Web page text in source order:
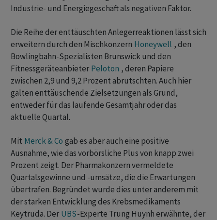
Industrie- und Energiegeschäft als negativen Faktor.
Die Reihe der enttäuschten Anlegerreaktionen lässt sich
erweitern durch den Mischkonzern Honeywell , den
Bowlingbahn-Spezialisten Brunswick und den
Fitnessgeräteanbieter Peloton , deren Papiere
zwischen 2,9 und 9,2 Prozent abrutschten. Auch hier
galten enttäuschende Zielsetzungen als Grund,
entweder für das laufende Gesamtjahr oder das
aktuelle Quartal.
Mit Merck & Co gab es aber auch eine positive
Ausnahme, wie das vorbörsliche Plus von knapp zwei
Prozent zeigt. Der Pharmakonzern vermeldete
Quartalsgewinne und -umsätze, die die Erwartungen
übertrafen. Begründet wurde dies unter anderem mit
der starken Entwicklung des Krebsmedikaments
Keytruda. Der UBS-Experte Trung Huynh erwähnte, der